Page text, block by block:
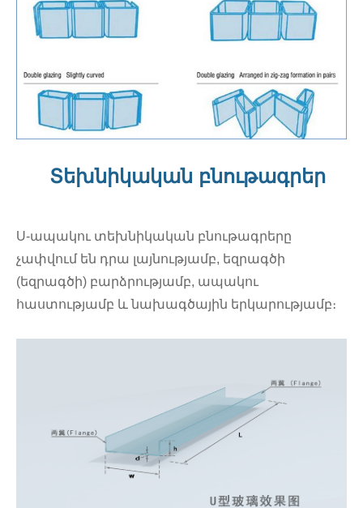
Տեխնիկական բնութագրեր
U-ապակու տեխնիկական բնութագրերը
չափվում են դրա լայնությամբ, եզրագծի
(եզրագծի) բարձրությամբ, ապակու
հաստությամբ և նախագծային երկարությամբ։